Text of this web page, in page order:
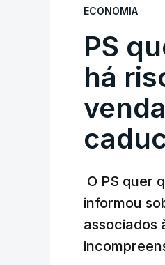
Não há
Do início da
Alentejo,
Judiciária
inquéritos e
está há
ARTIGOS
ECONOMIA
PS
há
O PS quer
informou
associados